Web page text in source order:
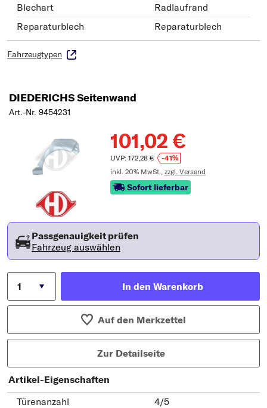
Blechart
Radlaufrand
Reparaturblech
Reparaturblech
Fahrzeugtypen
DIEDERICHS Seitenwand
Art.-Nr. 9454231
101,02 €
UVP: 172,28 €
-41%
inkl. 20% MwSt., zzgl. Versand
Sofort lieferbar
Passgenauigkeit prüfen
Fahrzeug auswählen
In den Warenkorb
Auf den Merkzettel
Zur Detailseite
Artikel-Eigenschaften
Türenanzahl
4/5